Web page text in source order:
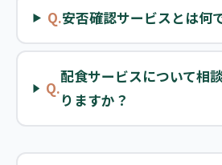
Q.安否確認サービスとは何
Q.
配食サービスについて相
りますか？